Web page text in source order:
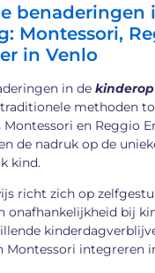
benaderingen
Montessori,
in Venlo
in de
methoden
en Reggio
de nadruk op de
kind.
richt zich op
onafhankelijkheid bij
Montessori integreren